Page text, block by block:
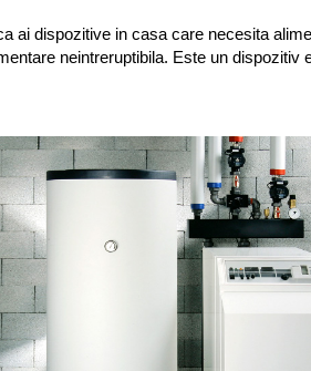
ai dispozitive in casa care necesita
neintreruptibila. Este un